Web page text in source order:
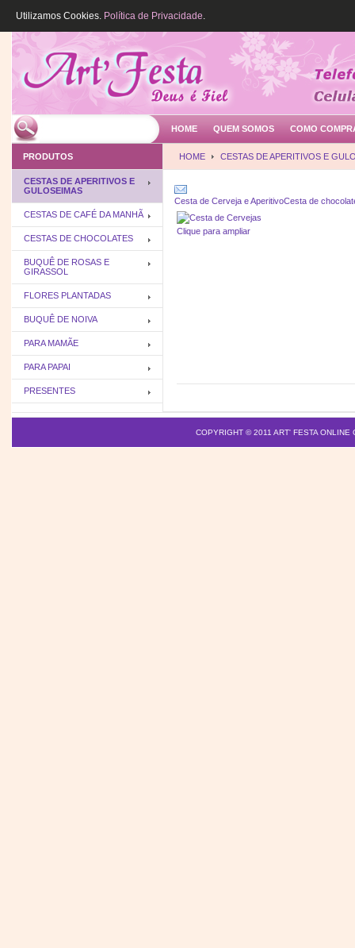
HOME QUEM SOMOS COMO
HOME CESTAS DE APERITIVOS E
Cesta de Cerveja e AperitivoCesta de
Clique para ampliar
PRODUTOS
CESTAS DE APERITIVOS E
GULOSEIMAS
CESTAS DE CAFÉ DA MANHÃ
CESTAS DE CHOCOLATES
BUQUÊ DE ROSAS E
GIRASSOL
FLORES PLANTADAS
BUQUÊ DE NOIVA
PARA MAMÃE
PARA PAPAI
PRESENTES
COPYRIGHT © 2011 ART' FESTA ONLINE
Utilizamos Cookies. Política de Privacidade.